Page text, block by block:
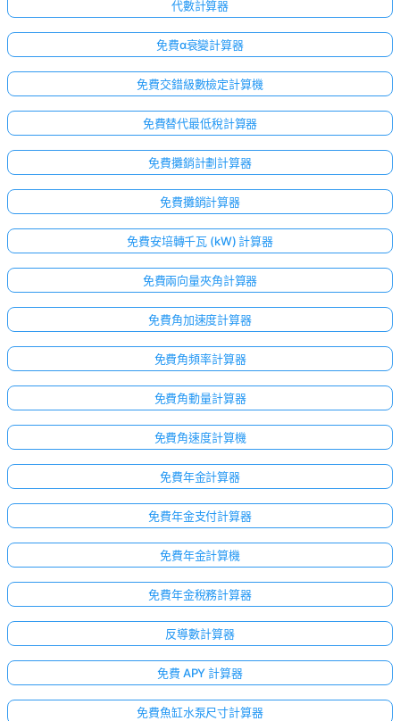
提
出
您
的
第
一
個
問
題
代數計算器
免費α衰變計算器
免費交錯級數檢定計算機
免費替代最低稅計算器
免費攤銷計劃計算器
免費攤銷計算器
免費安培轉千瓦 (kW) 計算器
免費兩向量夾角計算器
免費角加速度計算器
免費角頻率計算器
免費角動量計算器
免費角速度計算機
免費年金計算器
免費年金支付計算器
免費年金計算機
免費年金稅務計算器
反導數計算器
免費 APY 計算器
免費魚缸水泵尺寸計算器